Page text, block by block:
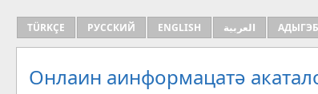
TÜRKÇE РУССКИЙ ENGLISH العربية
Онлаин аинформацатә